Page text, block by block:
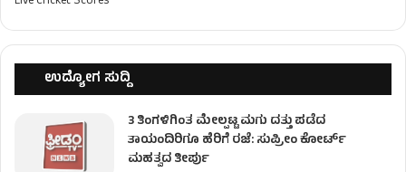
ಉದ್ಯೋಗ ಸುದ್ದಿ
3 ತಿಂಗಳಿಗಿಂತ ಮೇಲ್ಪಟ್ಟ ಮಗು ದತ್ತು ಪಡೆದ
ತಾಯಂದಿರಿಗೂ ಹೆರಿಗೆ ರಜೆ: ಸುಪ್ರೀಂ ಕೋರ್ಟ್
ಮಹತ್ವದ ತೀರ್ಪು